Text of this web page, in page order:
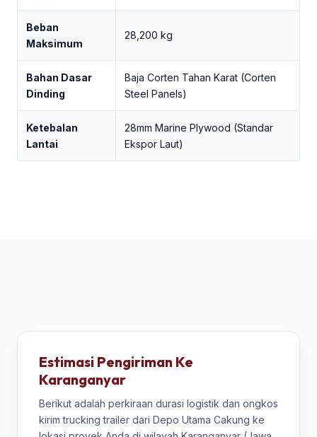
Beban
Maksimum
28,200 kg
Bahan Dasar
Dinding
Baja Corten Tahan Karat (Corten
Steel Panels)
Ketebalan
Lantai
28mm Marine Plywood (Standar
Ekspor Laut)
Estimasi Pengiriman Ke
Karanganyar
Berikut adalah perkiraan durasi logistik dan ongkos
kirim trucking trailer dari Depo Utama Cakung ke